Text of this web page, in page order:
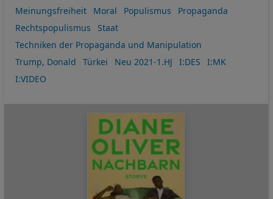
Meinungsfreiheit
Moral Populismus
Propaganda
Rechtspopulismus
Staat
Techniken der Propaganda und Manipulation
Trump, Donald
Türkei Neu 2021-1.HJ I:DES
I:MK
I:VIDEO